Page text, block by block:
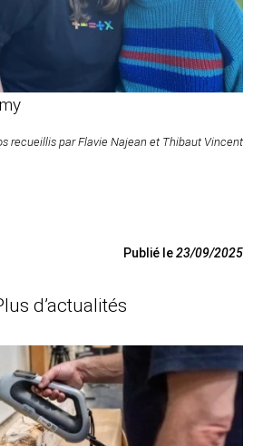
recueillis par Flavie Najean et Thibaut Vincent
Publié le23/09/2025
d’actualités